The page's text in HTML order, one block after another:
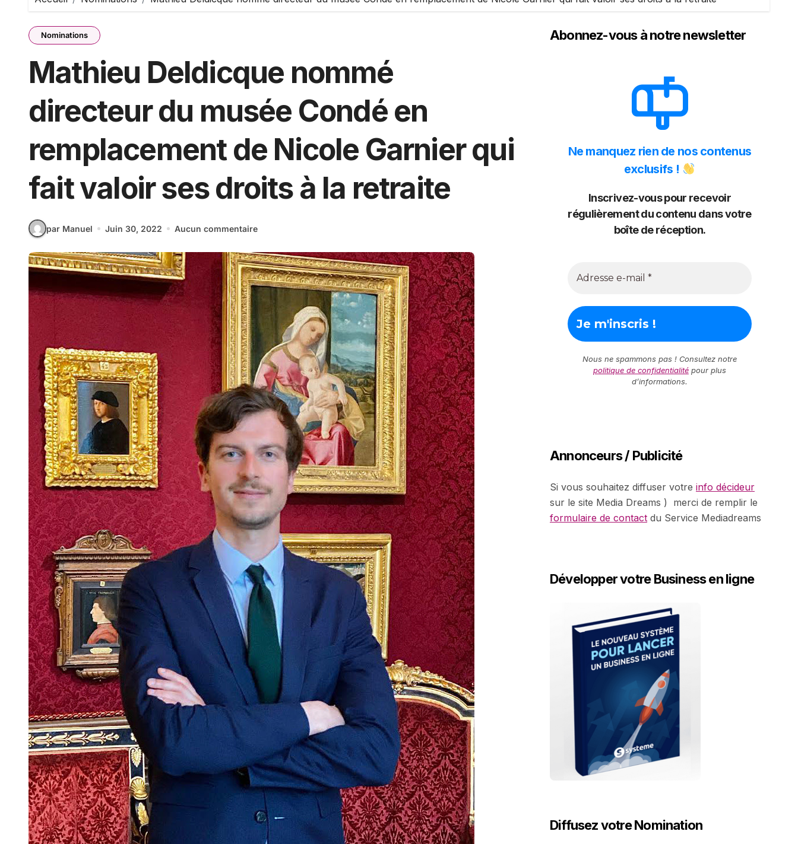
Nominations
Mathieu Deldicque nommé
directeur du musée Condé en
remplacement de Nicole Garnier qui
fait valoir ses droits à la retraite
par Manuel Juin 30, 2022 Aucun commentaire
Abonnez-vous à notre newsletter
Ne manquez rien de nos contenus
exclusifs !
Inscrivez-vous pour recevoir
régulièrement du contenu dans votre
boîte de réception.
Nous ne spammons pas ! Consultez notre
politique de confidentialité pour plus
d’informations.
Annonceurs / Publicité
Si vous souhaitez diffuser votre info décideur
sur le site Media Dreams ) merci de remplir le
formulaire de contact du Service Mediadreams
Développer votre Business en ligne
Diffusez votre Nomination